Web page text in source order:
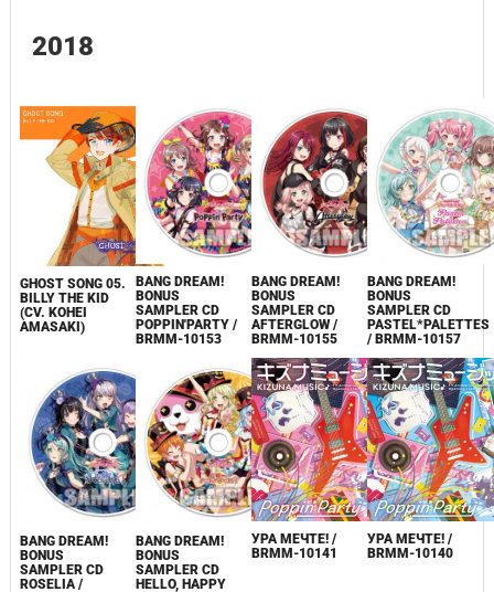
2018
GHOST SONG 05.
BILLY THE KID
(CV. KOHEI
AMASAKI)
BANG DREAM!
BONUS
SAMPLER CD
POPPIN'PARTY /
BRMM-10153
BANG DREAM!
BONUS
SAMPLER CD
AFTERGLOW /
BRMM-10155
BANG DREAM!
BONUS
SAMPLER CD
PASTEL*PALETTES
/ BRMM-10157
BANG DREAM!
BONUS
SAMPLER CD
ROSELIA /
BANG DREAM!
BONUS
SAMPLER CD
HELLO, HAPPY
УРА МЕЧТЕ! /
BRMM-10141
УРА МЕЧТЕ! /
BRMM-10140